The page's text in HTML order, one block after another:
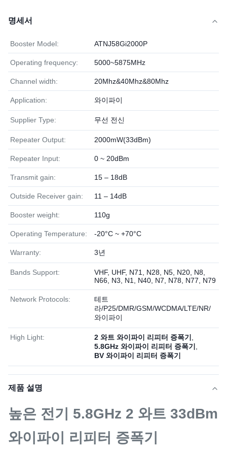
명세서
Booster Model: ATNJ58Gi2000P
Operating frequency: 5000~5875MHz
Channel width: 20Mhz&40Mhz&80Mhz
Application: 와이파이
Supplier Type: 무선 전신
Repeater Output: 2000mW(33dBm)
Repeater Input: 0 ~ 20dBm
Transmit gain: 15 – 18dB
Outside Receiver gain: 11 – 14dB
Booster weight: 110g
Operating Temperature: -20°C ~ +70°C
Warranty: 3년
Bands Support:
VHF, UHF, N71, N28, N5, N20, N8,
N66, N3, N1, N40, N7, N78, N77, N79
Network Protocols:
테트
라/P25/DMR/GSM/WCDMA/LTE/NR/
와이파이
High Light: 2 와트 와이파이 리피터 증폭기
5.8GHz 와이파이 리피터 증폭기
BV 와이파이 리피터 증폭기
제품 설명
높은 전기 5.8GHz 2 와트 33dBm
와이파이 리피터 증폭기